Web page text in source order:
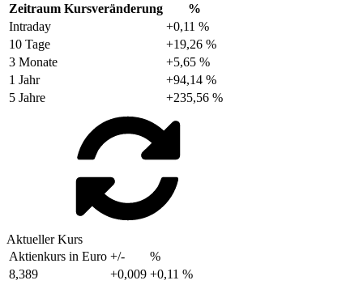
Zeitraum Kursveränderung
%
Intraday
+0,11 %
10 Tage
+19,26 %
3 Monate
+5,65 %
1 Jahr
+94,14 %
5 Jahre
+235,56 %
Aktueller Kurs
Aktienkurs in Euro +/-
%
8,389
+0,009 +0,11 %